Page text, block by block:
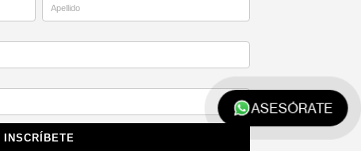
ASESÓRATE
INSCRÍBETE